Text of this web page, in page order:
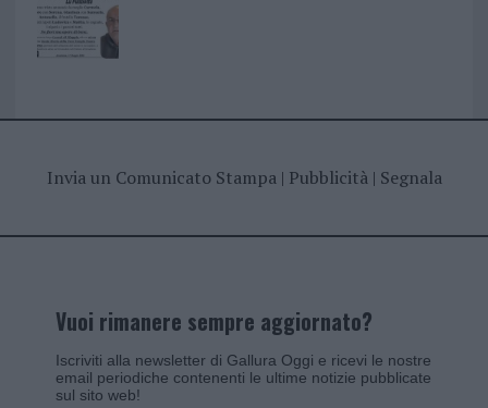
Invia un Comunicato Stampa| Pubblicità| Segnala
Vuoi rimanere sempre aggiornato?
Iscriviti alla newsletter di Gallura Oggi e ricevi le nostre
email periodiche contenenti le ultime notizie pubblicate
sul sito web!